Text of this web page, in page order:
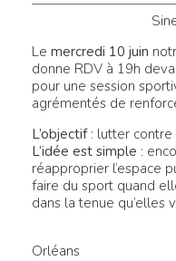
Le mercredi 10 juin
donne RDV à 19h
pour une session
agrémentés de
L’objectif: lutter contre
L’idée est simple :
réapproprier l’espace
faire du sport quand
dans la tenue qu’elles
Orléans